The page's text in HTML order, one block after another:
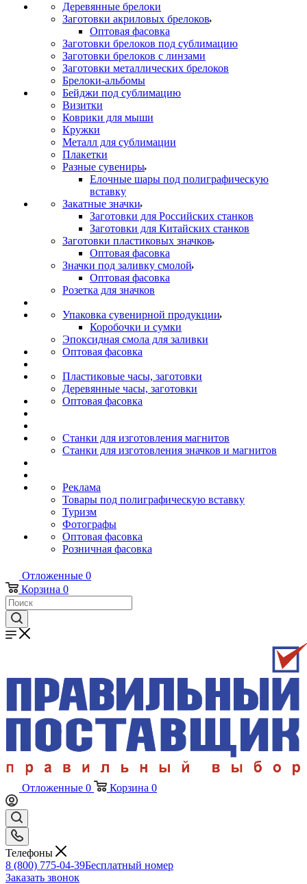
Деревянные брелоки
Заготовки акриловых брелоков
Оптовая фасовка
Заготовки брелоков под сублимацию
Заготовки брелоков с линзами
Заготовки металлических брелоков
Брелоки-альбомы
Бейджи под сублимацию
Визитки
Коврики для мыши
Кружки
Металл для сублимации
Плакетки
Разные сувениры
Елочные шары под полиграфическую
вставку
Закатные значки
Заготовки для Российских станков
Заготовки для Китайских станков
Заготовки пластиковых значков
Оптовая фасовка
Значки под заливку смолой
Оптовая фасовка
Розетка для значков
Упаковка сувенирной продукции
Коробочки и сумки
Эпоксидная смола для заливки
Оптовая фасовка
Пластиковые часы, заготовки
Деревянные часы, заготовки
Оптовая фасовка
Станки для изготовления магнитов
Станки для изготовления значков и магнитов
Реклама
Товары под полиграфическую вставку
Туризм
Фотографы
Оптовая фасовка
Розничная фасовка
Отложенные 0
Корзина 0
Отложенные 0 Корзина 0
Телефоны
8 (800) 775-04-39Бесплатный номер
Заказать звонок